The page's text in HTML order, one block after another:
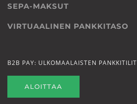
SEPA-MAKSUT
VIRTUAALINEN PANKKITASO
B2B PAY: ULKOMAALAISTEN PANKKITILIT
ALOITTAA